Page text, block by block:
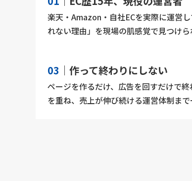
楽天・Amazon・自社ECを実際に運営
れない理由」を現場の肌感覚で見つけら
03 ｜作って終わりにしない
ページを作るだけ、広告を回すだけで
を重ね、売上が伸び続ける運営体制まで